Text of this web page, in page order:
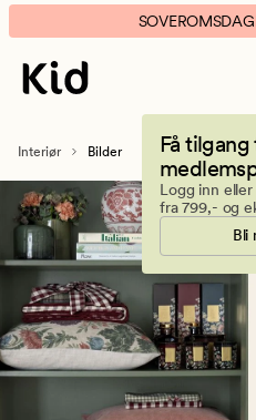
Rammer
utvalget
banner.
Klikk
ESCAPE
pause.
Få
Logg inn
fra 799,- og
Bli
Interiør Bilder